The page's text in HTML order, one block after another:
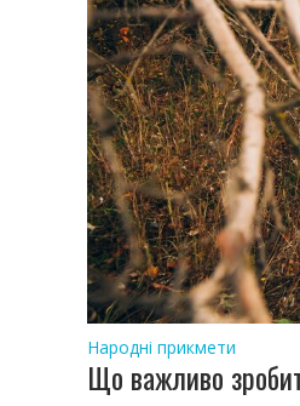
Народні прикмети
Що важливо